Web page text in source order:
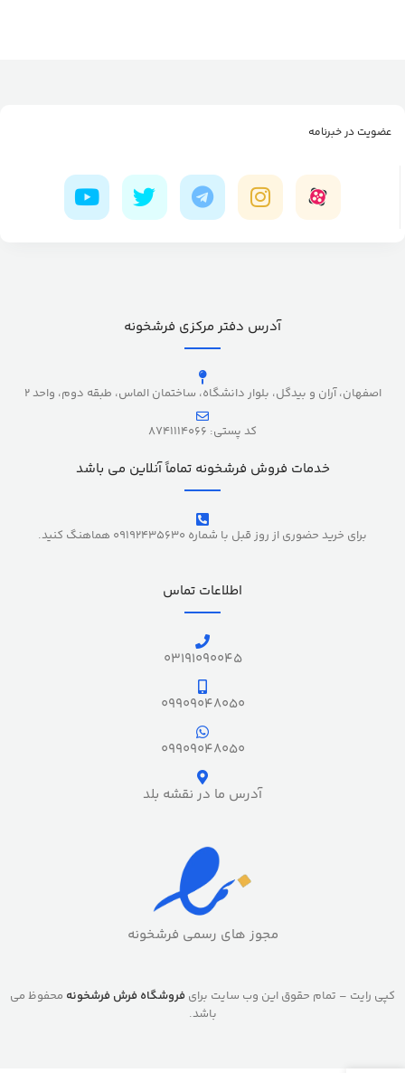
عضویت در خبرنامه
آدرس دفتر مرکزی فرشخونه
اصفهان، آران و بیدگل، بلوار دانشگاه، ساختمان الماس، طبقه دوم، واحد 2
کد پستی: 8741114066
خدمات فروش فرشخونه تماماً آنلاین می باشد
برای خرید حضوری از روز قبل با شماره 09192435630 هماهنگ کنید.
اطلاعات تماس
03191090045
09909048050
09909048050
آدرس ما در نقشه بلد
مجوز های رسمی فرشخونه
کپی رایت – تمام حقوق این وب سایت برای فروشگاه فرش فرشخونه محفوظ می
باشد.